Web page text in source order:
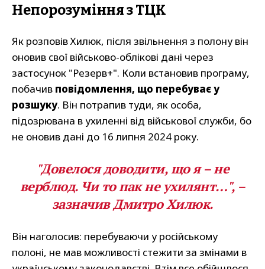
Непорозуміння з ТЦК
Як розповів Хилюк, після звільнення з полону він
оновив свої військово-облікові дані через
застосунок "Резерв+". Коли встановив програму,
побачив повідомлення, що перебуває у
розшуку. Він потрапив туди, як особа,
підозрювана в ухиленні від військової служби, бо
не оновив дані до 16 липня 2024 року.
"Довелося доводити, що я – не
верблюд. Чи то пак не ухилянт…", –
зазначив Дмитро Хилюк.
Він наголосив: перебуваючи у російському
полоні, не мав можливості стежити за змінами в